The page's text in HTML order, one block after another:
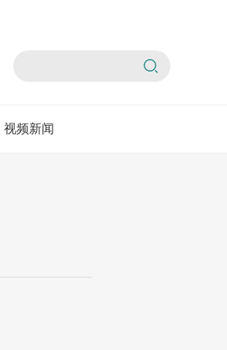
视频新闻